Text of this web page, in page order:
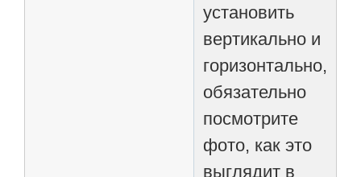
установить
вертикально и
горизонтально,
обязательно
посмотрите
фото, как это
выглядит в